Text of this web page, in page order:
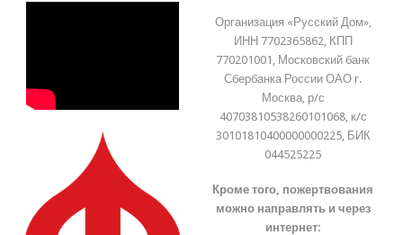
Организация «Русский Дом»,
ИНН 7702365862, КПП
770201001, Московский банк
Сбербанка России ОАО г.
Москва, р/с
40703810538260101068, к/с
30101810400000000225, БИК
044525225
Кроме того, пожертвования
можно направлять и через
интернет: